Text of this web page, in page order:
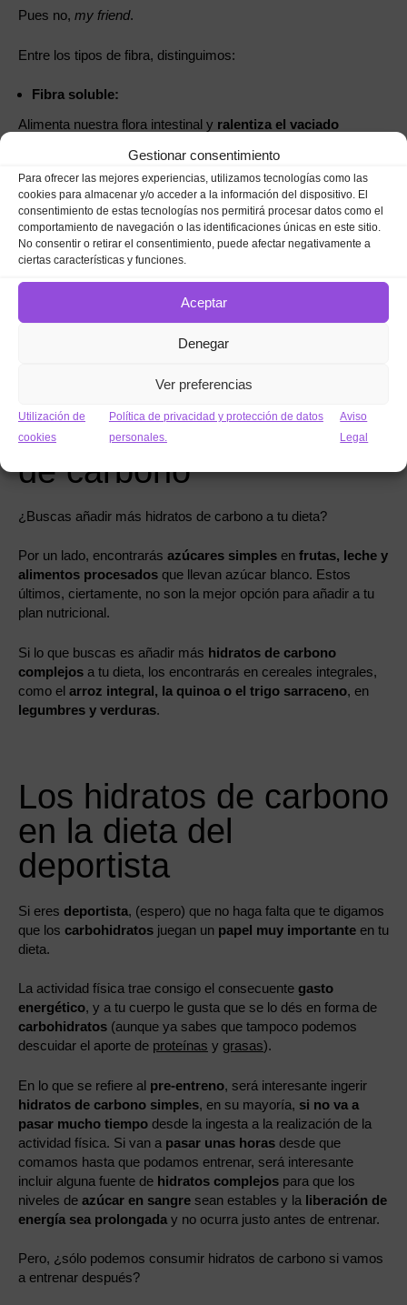
Gestionar consentimiento
Para ofrecer las mejores experiencias, utilizamos tecnologías como las
cookies para almacenar y/o acceder a la información del dispositivo. El
consentimiento de estas tecnologías nos permitirá procesar datos como el
comportamiento de navegación o las identificaciones únicas en este sitio.
No consentir o retirar el consentimiento, puede afectar negativamente a
ciertas características y funciones.
Aceptar
Denegar
Ver preferencias
Utilización de
cookies
Política de privacidad y protección de datos
personales.
Aviso
Legal
Pues no, my friend.
Entre los tipos de fibra, distinguimos:
Fibra soluble:
Alimenta nuestra flora intestinal y ralentiza el vaciado
encuentra en frutas, frutos secos, legumbres y algas.
Fibra insoluble:
Retiene líquido, lo queaumenta el tamaño del bolo fecaly
favorece losmovimientos intestinales. Se encuentra en
cereales integrales, verduras y legumbres.
Alimentos con hidratos
de carbono
¿Buscas añadir más hidratos de carbono a tu dieta?
Por un lado, encontrarás azúcares simples en frutas, leche y
alimentos procesados que llevan azúcar blanco. Estos
últimos, ciertamente, no son la mejor opción para añadir a tu
plan nutricional.
Si lo que buscas es añadir más hidratos de carbono
complejos a tu dieta, los encontrarás en cereales integrales,
como el arroz integral, la quinoa o el trigo sarraceno, en
legumbres y verduras.
Los hidratos de carbono
en la dieta del
deportista
Si eres deportista, (espero) que no haga falta que te digamos
que los carbohidratos juegan un papel muy importante en tu
dieta.
La actividad física trae consigo el consecuente gasto
energético, y a tu cuerpo le gusta que se lo dés en forma de
carbohidratos (aunque ya sabes que tampoco podemos
descuidar el aporte de proteínas y grasas).
En lo que se refiere al pre-entreno, será interesante ingerir
hidratos de carbono simples, en su mayoría, si no va a
pasar mucho tiempo desde la ingesta a la realización de la
actividad física. Si van a pasar unas horas desde que
comamos hasta que podamos entrenar, será interesante
incluir alguna fuente de hidratos complejos para que los
niveles de azúcar en sangre sean estables y la liberación de
energía sea prolongada y no ocurra justo antes de entrenar.
Pero, ¿sólo podemos consumir hidratos de carbono si vamos
a entrenar después?